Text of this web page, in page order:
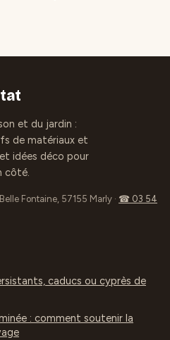
budget serrurier
et du jardin :
de matériaux et
idées déco pour
côté.
Fontaine, 57155 Marly · ☎ 03 54
caducs ou cyprès de
: comment soutenir la